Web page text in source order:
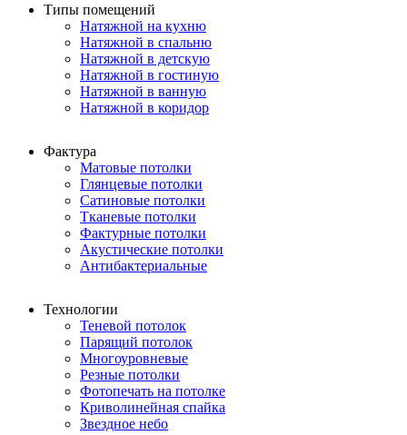
Типы помещений
Натяжной на кухню
Натяжной в спальню
Натяжной в детскую
Натяжной в гостиную
Натяжной в ванную
Натяжной в коридор
Фактура
Матовые потолки
Глянцевые потолки
Сатиновые потолки
Тканевые потолки
Фактурные потолки
Акустические потолки
Антибактериальные
Технологии
Теневой потолок
Парящий потолок
Многоуровневые
Резные потолки
Фотопечать на потолке
Криволинейная спайка
Звездное небо